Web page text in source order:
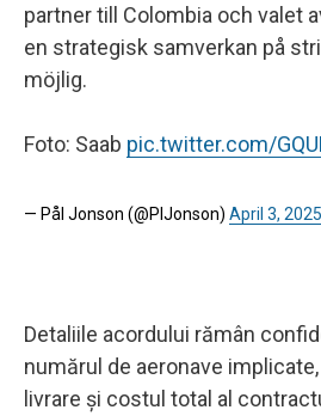
partner till Colombia och valet
en strategisk samverkan på
möjlig.
Foto: Saab pic.twitter.com/
— Pål Jonson (@PlJonson) April 3, 2025
Detaliile acordului rămân
numărul de aeronave
livrare și costul total al